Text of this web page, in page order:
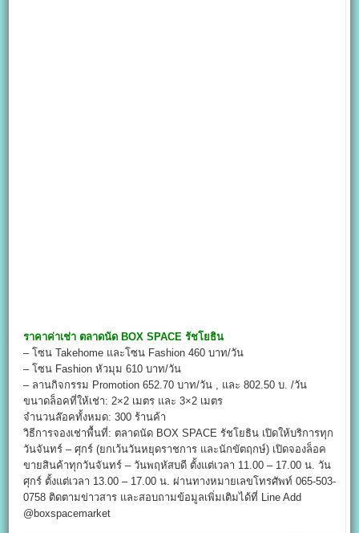
ราคาค่าเช่า ตลาดนัด BOX SPACEรัชโยธิน
– โซน Takehome และโซน Fashion 460 บาท/วัน
– โซน Fashion หัวมุม 610 บาท/วัน
– ลานกิจกรรม Promotion 652.70 บาท/วัน , และ 802.50 บ. /วัน
ขนาดล็อคที่ให้เช่า: 2×2 เมตร และ 3×2 เมตร
จำนวนล๊อคทั้งหมด: 300 ร้านค้า
วิธีการจองเช่าพื้นที่: ตลาดนัด BOX SPACE รัชโยธิน เปิดให้บริการทุก
วันจันทร์ – ศุกร์ (ยกเว้นวันหยุดราชการ และนักขัตฤกษ์) เปิดจองล็อค
ขายสินค้าทุกวันจันทร์ – วันพฤหัสบดี ตั้งแต่เวลา 11.00 – 17.00 น. วัน
ศุกร์ ตั้งแต่เวลา 13.00 – 17.00 น. ผ่านทางหมายเลขโทรศัพท์ 065-503-
0758 ติดตามข่าวสาร และสอบถามข้อมูลเพิ่มเติมได้ที่ Line Add
@boxspacemarket